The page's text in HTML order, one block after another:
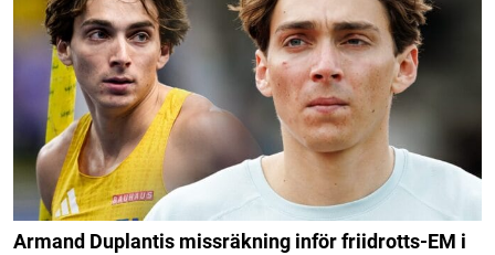
Armand Duplantis missräkning inför friidrotts-EM i